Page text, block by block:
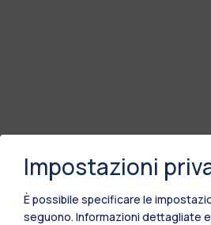
Impostazioni
È possibile specificare le
seguono. Informazioni dettagliate